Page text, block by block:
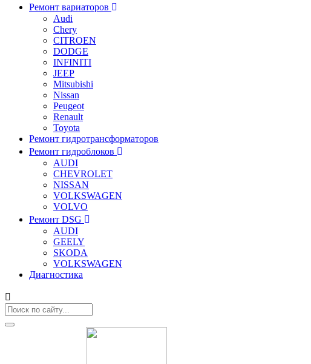
Ремонт вариаторов
Audi
Chery
CITROEN
DODGE
INFINITI
JEEP
Mitsubishi
Nissan
Peugeot
Renault
Toyota
Ремонт гидротрансформаторов
Ремонт гидроблоков
AUDI
CHEVROLET
NISSAN
VOLKSWAGEN
VOLVO
Ремонт DSG
AUDI
GEELY
SKODA
VOLKSWAGEN
Диагностика